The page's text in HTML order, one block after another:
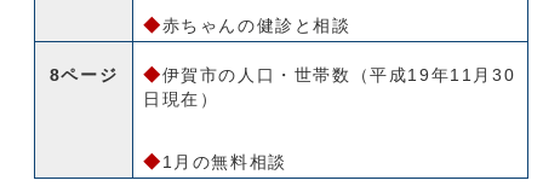
◆赤ちゃんの健診と相談
8ページ ◆伊賀市の人口・世帯数（平成19年11月30
日現在）
◆ 1月の無料相談